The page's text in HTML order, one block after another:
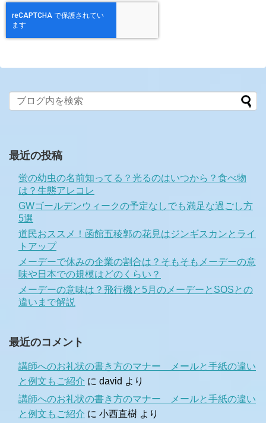
最近の投稿
蛍の幼虫の名前知ってる？光るのはいつから？食べ物
は？生態アレコレ
GWゴールデンウィークの予定なしでも満足な過ごし方
5選
道民おススメ！函館五稜郭の花見はジンギスカンとライ
トアップ
メーデーで休みの企業の割合は？そもそもメーデーの意
味や日本での規模はどのくらい？
メーデーの意味は？飛行機と5月のメーデーとSOSとの
違いまで解説
最近のコメント
講師へのお礼状の書き方のマナー メールと手紙の違い
と例文もご紹介 に david より
講師へのお礼状の書き方のマナー メールと手紙の違い
と例文もご紹介 に 小西直樹 より